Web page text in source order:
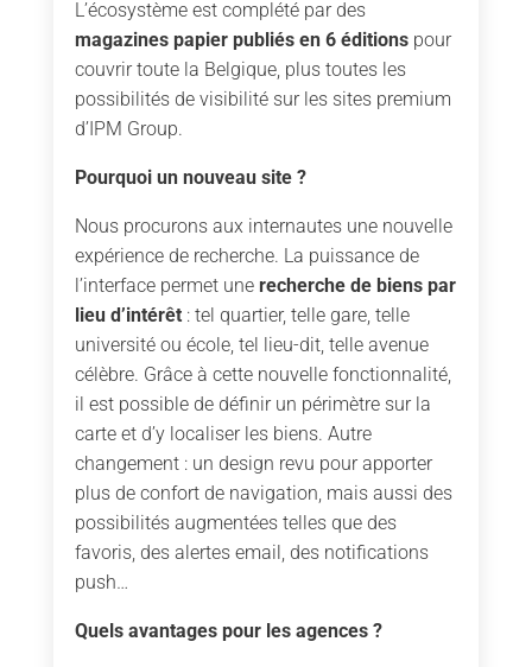
L’écosystème est complété par des
magazines papier publiés en 6 éditionspour
couvrir toute la Belgique, plus toutes les
possibilités de visibilité sur les sites premium
d’IPM Group.
Pourquoi un nouveau site ?
Nous procurons aux internautes une nouvelle
expérience de recherche. La puissance de
l’interface permet une recherche de biens par
lieu d’intérêt: tel quartier, telle gare, telle
université ou école, tel lieu-dit, telle avenue
célèbre. Grâce à cette nouvelle fonctionnalité,
il est possible de définir un périmètre sur la
carte et d’y localiser les biens. Autre
changement : un design revu pour apporter
plus de confort de navigation, mais aussi des
possibilités augmentées telles que des
favoris, des alertes email, des notifications
push…
Quels avantages pour les agences ?